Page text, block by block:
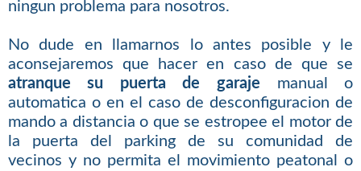
ningun problema para nosotros.
No dude en llamarnos lo antes posible y le
aconsejaremos que hacer en caso de que se
atranque su puerta de garaje manual o
automatica o en el caso de desconfiguracion de
mando a distancia o que se estropee el motor de
la puerta del parking de su comunidad de
vecinos y no permita el movimiento peatonal o